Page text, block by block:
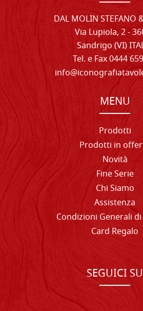
DAL MOLIN STEFANO
Via Lupiola, 2 -
Sandrigo (VI)
Tel. e Fax 0444
MENU
Prodotti
Prodotti in
Novità
Fine Serie
Chi Siamo
Assistenza
Condizioni Generali
Card Regalo
SEGUICI SU